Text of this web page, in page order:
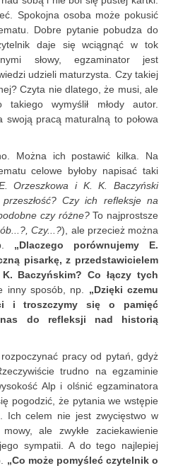
Spokojna osoba może pokusić
Dobre pytanie pobudza do
daje się wciągnąć w tok
słowy, egzaminator jest
udzieli maturzysta. Czy takiej
Czyta nie dlatego, że musi, ale
wymyślił młody autor.
swoją pracą maturalną to połowa
Można ich postawić kilka. Na
celowe byłoby napisać taki
Orzeszkowa i K. K. Baczyński
Czy ich refleksje na
czy różne?To najprostsze
Czy...?), ale przecież można
„Dlaczego porównujemy E.
pisarkę, z przedstawicielem
Baczyńskim? Co łączy tych
inny sposób, np. „Dzięki czemu
i troszczymy się o pamięć
do refleksji nad historią
pracy od pytań, gdyż
trudno na egzaminie
Alp i olśnić egzaminatora
pogodzić, że pytania we wstępie
Ich celem nie jest zwycięstwo w
ale zwykłe zaciekawienie
sympatii. A do tego najlepiej
„Co może pomyśleć czytelnik o